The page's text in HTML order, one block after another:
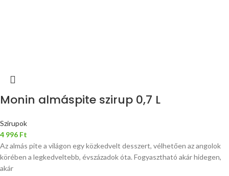
Monin almáspite szirup 0,7 L
Szirupok
4 996 Ft
Az almás pite a világon egy közkedvelt desszert, vélhetően az angolok
körében a legkedveltebb, évszázadok óta. Fogyasztható akár hidegen,
akár